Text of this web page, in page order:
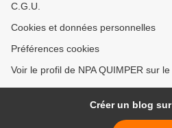
C.G.U.
Cookies et données personnelles
Préférences cookies
Voir le profil de NPA QUIMPER sur
Créer un blog